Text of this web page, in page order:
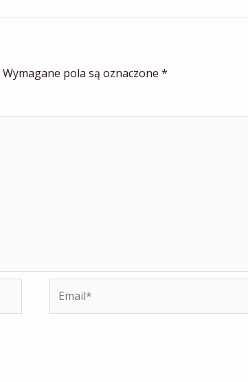
Wymagane pola są oznaczone *